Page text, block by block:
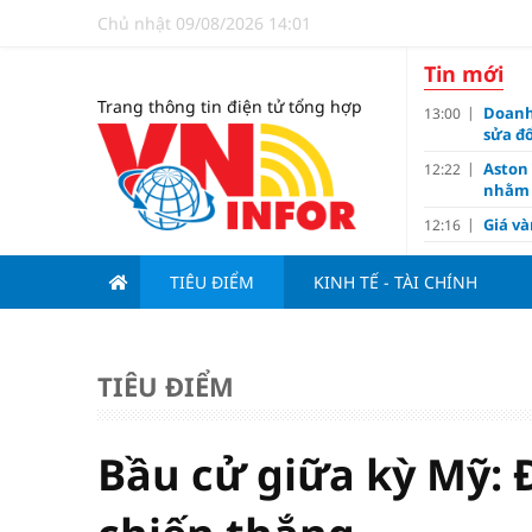
Chủ nhật 09/08/2026 14:01
Trang thông tin điện tử tổng hợp
Tin mới
13:00
sửa
12:22
12:16 Giá
11:59
Họp
Huế:
09:10 Big 4
Thị
08:10
TIÊU ĐIỂM KINH TẾ - TÀI CHÍNH
TIÊU ĐIỂM
Bầu cử giữa kỳ Mỹ: